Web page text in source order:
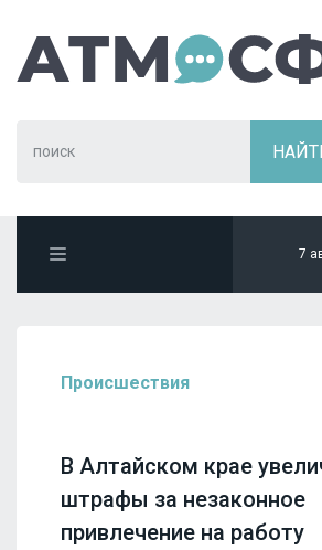
7
Происшествия
В Алтайском крае
штрафы за незаконное
привлечение на работу